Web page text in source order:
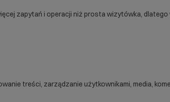
zapytań i operacji niż prosta wizytówka,
treści, zarządzanie użytkownikami, media,